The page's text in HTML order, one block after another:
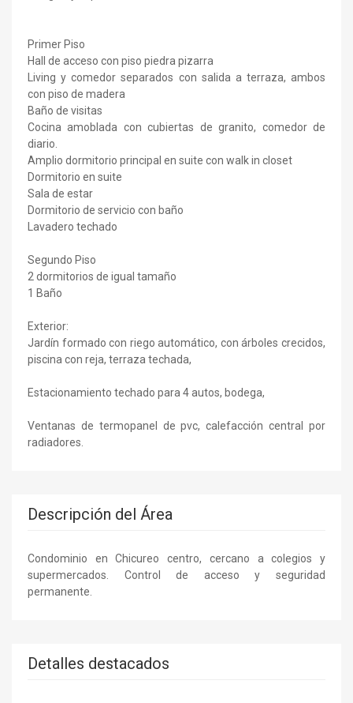
Primer Piso
Hall de acceso con piso piedra pizarra
Living y comedor separados con salida a terraza, ambos
con piso de madera
Baño de visitas
Cocina amoblada con cubiertas de granito, comedor de
diario.
Amplio dormitorio principal en suite con walk in closet
Dormitorio en suite
Sala de estar
Dormitorio de servicio con baño
Lavadero techado
Segundo Piso
2 dormitorios de igual tamaño
1 Baño
Exterior:
Jardín formado con riego automático, con árboles crecidos,
piscina con reja, terraza techada,
Estacionamiento techado para 4 autos, bodega,
Ventanas de termopanel de pvc, calefacción central por
radiadores.
Descripción del Área
Condominio en Chicureo centro, cercano a colegios y
supermercados. Control de acceso y seguridad
permanente.
Detalles destacados